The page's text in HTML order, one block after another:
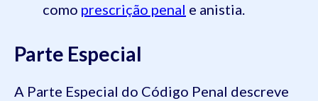
como prescrição penal e anistia.
Parte Especial
A Parte Especial do Código Penal descreve